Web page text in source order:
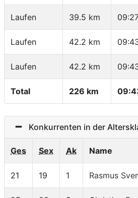
Laufen 39.5 km
Laufen 42.2 km
Laufen 42.2 km
Total 226 km
Konkurrenten in der
Ges Sex Ak Name
21 19 1 Rasmus